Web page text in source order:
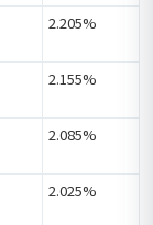
2.205%
2.155%
2.085%
2.025%